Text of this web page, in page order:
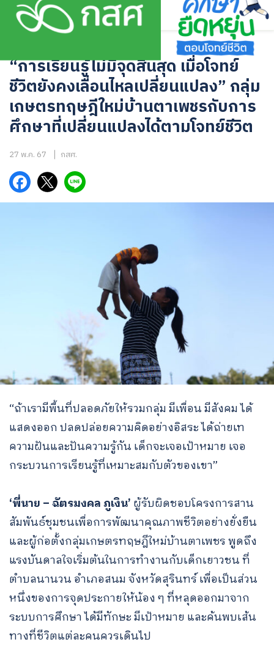
Skip
“การเรียนรู้ไม่มีจุดสิ้นสุด เมื่อโจทย์
ชีวิตยังคงเลื่อนไหลเปลี่ยนแปลง” กลุ่ม
เกษตรทฤษฎีใหม่บ้านตาเพชรกับการ
ศึกษาที่เปลี่ยนแปลงได้ตามโจทย์ชีวิต
27 พ.ค. 67 กสศ.
“ถ้าเรามีพื้นที่ปลอดภัยให้รวมกลุ่ม มีเพื่อน มีสังคม ได้
แสดงออก ปลดปล่อยความคิดอย่างอิสระ ได้ถ่ายเท
ความฝันและปันความรู้กัน เด็กจะเจอเป้าหมาย เจอ
กระบวนการเรียนรู้ที่เหมาะสมกับตัวของเขา”
‘พี่นาย – ฉัตรมงคล ภูเงิน’ ผู้รับผิดชอบโครงการสาน
สัมพันธ์ชุมชนเพื่อการพัฒนาคุณภาพชีวิตอย่างยั่งยืน
และผู้ก่อตั้งกลุ่มเกษตรทฤษฎีใหม่บ้านตาเพชร พูดถึง
แรงบันดาลใจเริ่มต้นในการทำงานกับเด็กเยาวชน ที่
ตำบลนานวน อำเภอสนม จังหวัดสุรินทร์ เพื่อเป็นส่วน
หนึ่งของการจุดประกายให้น้อง ๆ ที่หลุดออกมาจาก
ระบบการศึกษา ได้มีทักษะ มีเป้าหมาย และค้นพบเส้น
ทางที่ชีวิตแต่ละคนควรเดินไป